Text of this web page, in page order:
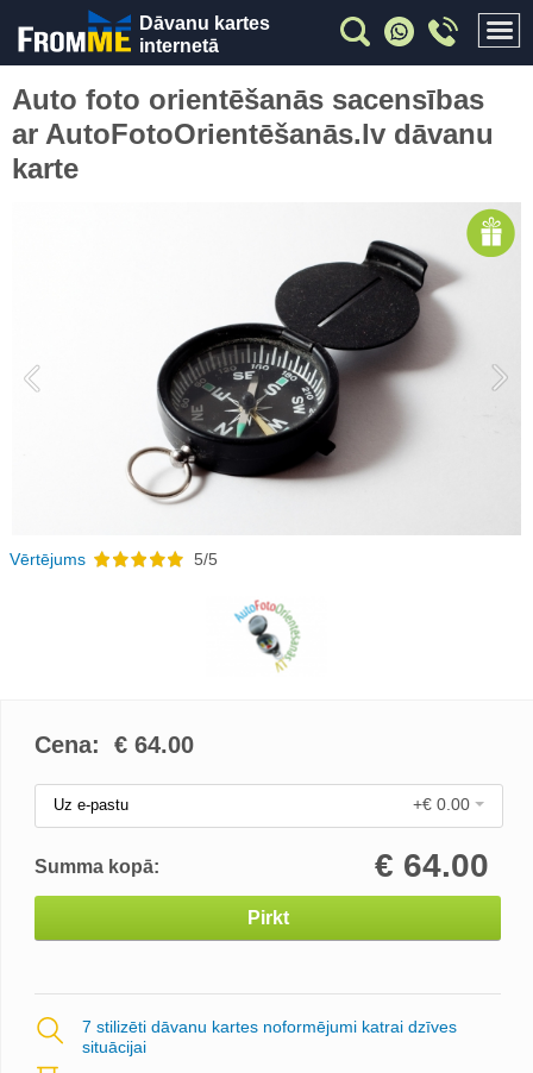
Dāvanu kartes
internetā
Auto foto orientēšanās sacensības
ar AutoFotoOrientēšanās.lv dāvanu
karte
Previous
Vērtējums 5/5
Cena: € 64.00
Uz e-pastu +€ 0.00
Summa kopā: € 64.00
Pirkt
7 stilizēti dāvanu kartes noformējumi katrai dzīves
situācijai